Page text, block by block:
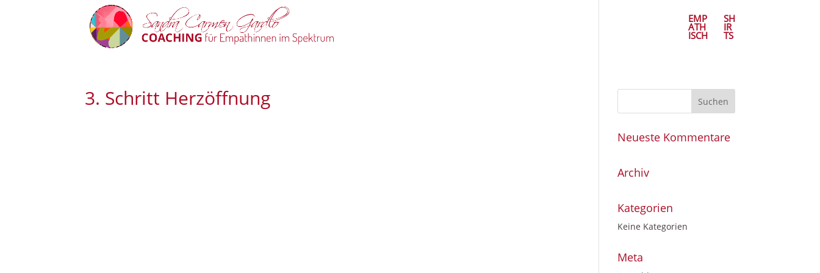
EMP
ATH
ISCH
SH
IR
TS
3. Schritt Herzöffnung
Neueste Kommentare
Archiv
Kategorien
Keine Kategorien
Meta